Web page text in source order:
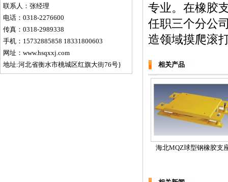
联系人：张经理
电话：0318-2276600
传真：0318-2989338
手机：15732885858 18331800603
网址：www.hsqxxj.com
地址:河北省衡水市桃城区红旗大街76号}
专业。在橡胶
任职三个分公
造领域摸爬滚
相关产品
海北MQZ球型钢橡胶支